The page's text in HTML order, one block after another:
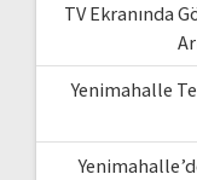
TV Ekranında
Yenimahalle